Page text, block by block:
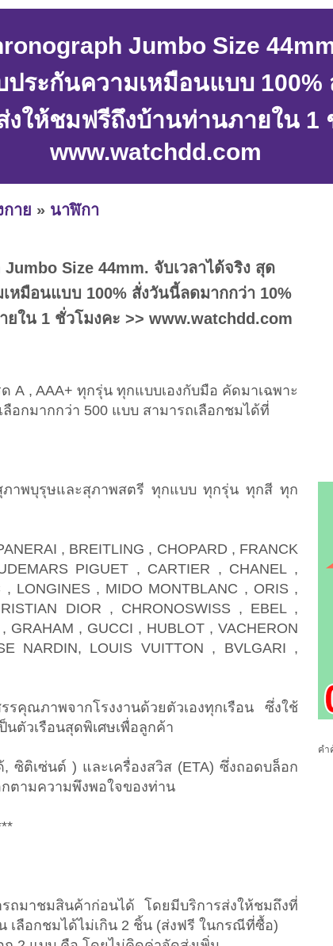
Jumbo Size
ระกันความเหมือนแบบ 100%
งให้ชมฟรีถึงบ้านท่านภายใน 1
www.watchdd.com
าย » นาฬิกา
Size 44mm. จับเวลาได้จริง สุด
หมือนแบบ 100% สั่งวันนี้ลดมากกว่า 10%
ใน 1 ชั่วโมงคะ >> www.watchdd.com
A , AAA+ ทุกรุ่น ทุกแบบเองกับมือ คัดมาเฉพาะ
อกมากกว่า 500 แบบ สามารถเลือกชมได้ที่
าพบุรุษและสุภาพสตรี ทุกแบบ ทุกรุ่น ทุกสี ทุก
, BREITLING , CHOPARD , FRANCK
PIGUET , CARTIER , CHANEL ,
LONGINES , MIDO MONTBLANC , ORIS ,
DIOR , CHRONOSWISS , EBEL ,
GRAHAM , GUCCI , HUBLOT , VACHERON
NARDIN, LOUIS VUITTON , BVLGARI ,
รคุณภาพจากโรงงานด้วยตัวเองทุกเรือน ซึ่งใช้
ตัวเรือนสุดพิเศษเพื่อลูกค้า
ซิติเซ่นต์ ) และเครื่องสวิส (ETA) ซึ่งถอดบล็อก
ตามความพึงพอใจของท่าน
ถมาชมสินค้าก่อนได้ โดยมีบริการส่งให้ชมถึงที่
เลือกชมได้ไม่เกิน 2 ชิ้น (ส่งฟรี ในกรณีที่ซื้อ)
คำ